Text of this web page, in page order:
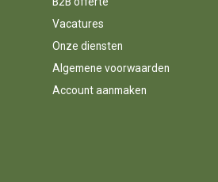
Vacatures
Onze diensten
Algemene voorwaarden
Account aanmaken